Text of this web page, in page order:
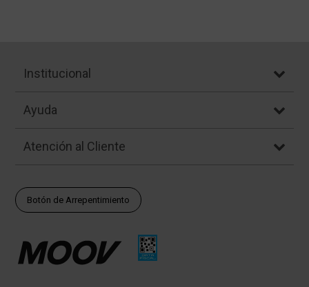
Institucional
Ayuda
Atención al Cliente
Botón de Arrepentimiento